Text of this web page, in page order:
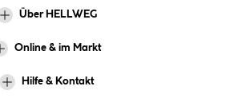
Über HELLWEG
Online & im Markt
Hilfe & Kontakt